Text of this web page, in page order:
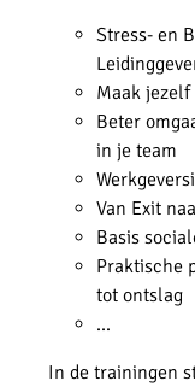
Stress- en
Maak
Beter
in je team
Van Exit
Basis
Praktische
tot ontslag
...
In de trainingen